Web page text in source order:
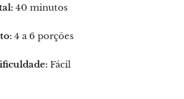
40 minutos
4 a 6 porções
Fácil